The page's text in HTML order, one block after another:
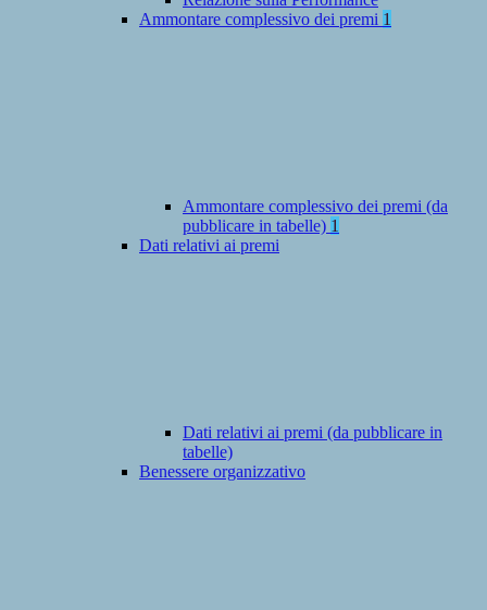
Ammontare complessivo dei premi 1
Ammontare complessivo dei premi (da
pubblicare in tabelle) 1
Dati relativi ai premi
Dati relativi ai premi (da pubblicare in
tabelle)
Benessere organizzativo